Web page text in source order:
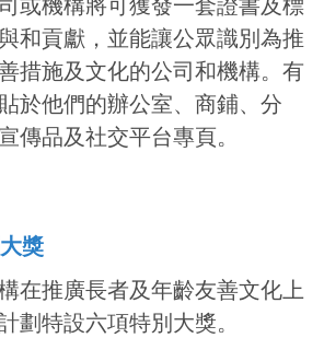
或機構將可獲發一套證書及標
和貢獻，並能讓公眾識別為推
措施及文化的公司和機構。有
於他們的辦公室、商鋪、分
傳品及社交平台專頁。
獎
在推廣長者及年齡友善文化上
劃特設六項特別大獎。